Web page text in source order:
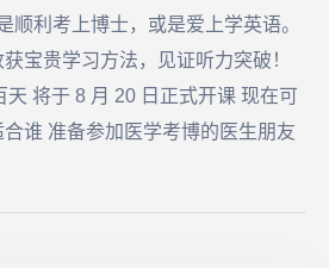
顺利考上博士，或是爱上学英语。
宝贵学习方法，见证听力突破！
天 将于 8 月 20 日正式开课 现在可
谁 准备参加医学考博的医生朋友